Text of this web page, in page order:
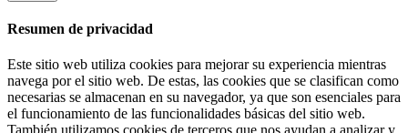
Resumen de privacidad
Este sitio web utiliza cookies para mejorar su experiencia mientras
navega por el sitio web. De estas, las cookies que se clasifican como
necesarias se almacenan en su navegador, ya que son esenciales para
el funcionamiento de las funcionalidades básicas del sitio web.